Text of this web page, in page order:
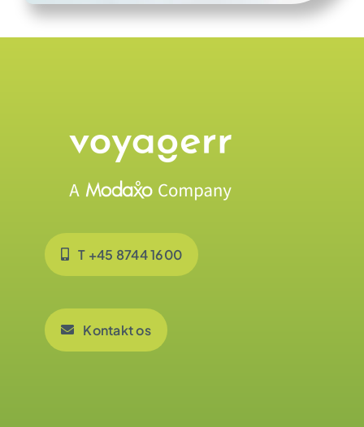
T +45 8744 1600
Kontakt os